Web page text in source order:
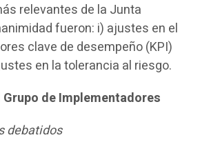
relevantes de la Junta
fueron: i) ajustes en el
clave de desempeño (KPI)
en la tolerancia al riesgo.
de Implementadores
debatidos